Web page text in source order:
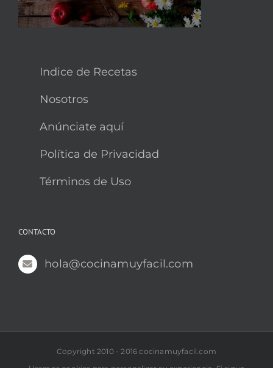
Indice de Recetas
Nosotros
Anúnciate aquí
Política de Privacidad
Términos de Uso
CONTACTO
hola@cocinamuyfacil.com
Copyright 2010 - 2016 cocinamuyfacil.com